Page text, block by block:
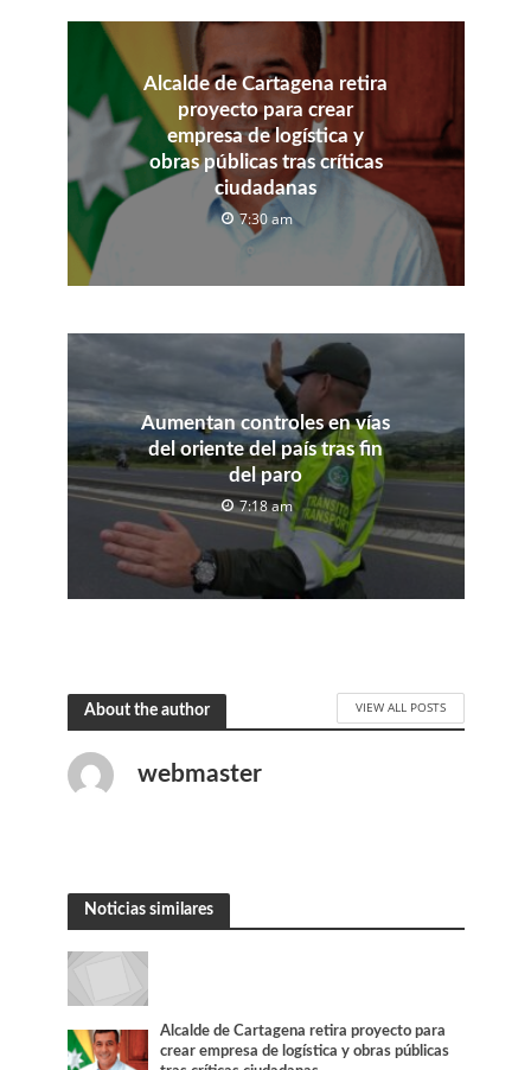
Alcalde de Cartagena retira
proyecto para crear
empresa de logística y
obras públicas tras críticas
ciudadanas
7:30 am
Aumentan controles en vías
del oriente del país tras fin
del paro
7:18 am
About the author VIEW ALL POSTS
webmaster
Noticias similares
Alcalde de Cartagena retira proyecto para
crear empresa de logística y obras públicas